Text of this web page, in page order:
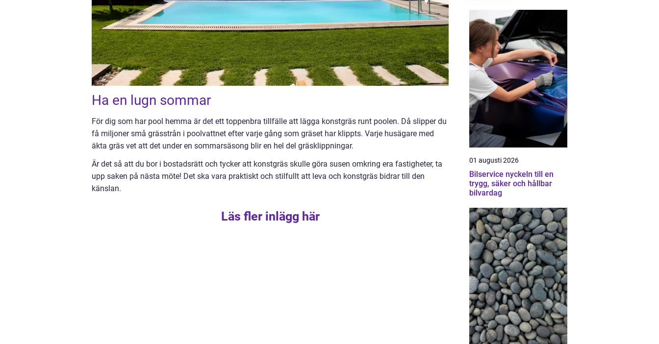
Ha en lugn sommar
För dig som har pool hemma är det ett toppenbra tillfälle att lägga konstgräs runt poolen. Då slipper du
få miljoner små grässtrån i poolvattnet efter varje gång som gräset har klippts. Varje husägare med
äkta gräs vet att det under en sommarsäsong blir en hel del gräsklippningar.
Är det så att du bor i bostadsrätt och tycker att konstgräs skulle göra susen omkring era fastigheter, ta
upp saken på nästa möte! Det ska vara praktiskt och stilfullt att leva och konstgräs bidrar till den
känslan.
Läs fler inlägg här
01 augusti 2026
Bilservice nyckeln till en
trygg, säker och hållbar
bilvardag